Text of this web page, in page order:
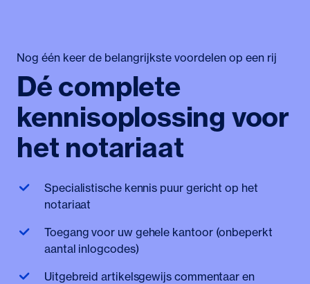
Nog één keer de belangrijkste voordelen op een rij
Dé complete
kennisoplossing voor
het notariaat
Specialistische kennis puur gericht op het
notariaat
Toegang voor uw gehele kantoor (onbeperkt
aantal inlogcodes)
Uitgebreid artikelsgewijs commentaar en